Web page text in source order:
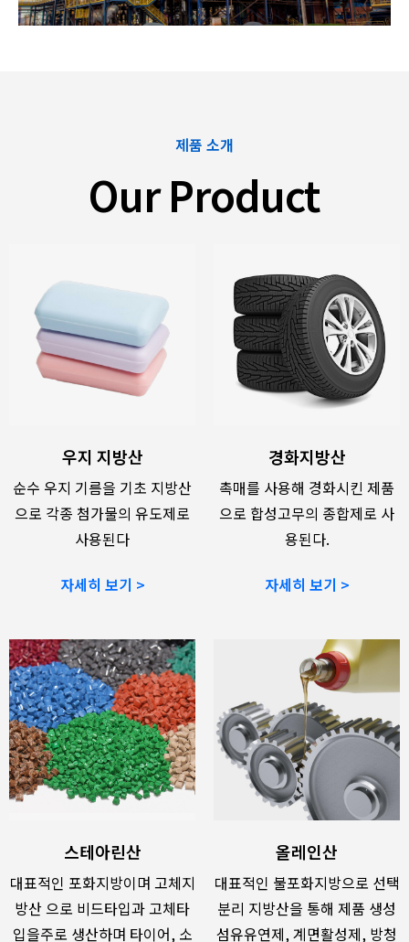
제품 소개
Our Product
우지 지방산
순수 우지 기름을 기초 지방산
으로 각종 첨가물의 유도제로
사용된다
자세히 보기 >
경화지방산
촉매를 사용해 경화시킨 제품
으로 합성고무의 종합제로 사
용된다.
자세히 보기 >
스테아린산
대표적인 포화지방이며 고체지
방산 으로 비드타입과 고체타
입을주로 생산하며 타이어, 소
올레인산
대표적인 불포화지방으로 선택
분리 지방산을 통해 제품 생성
섬유유연제, 계면활성제, 방청